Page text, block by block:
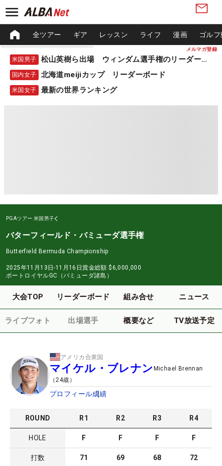
メルマガ登録
全ツアー ギア レッスン ライフ 漫画 ゴル
米国男子 松山英樹ら出場 ウィンダム選手権のリーダーボード
国内女子 北海道meijiカップ リーダーボード
米国女子 最新の世界ランキング
PGAツアー 米国男子
バターフィールド・バミューダ選手権
Butterfield Bermuda Championship
2025年11月13日-11月16日賞金総額 $6,000,000
ポートロイヤルGC（バミューダ諸島）
大会TOP リーダーボード 組み合せ ニュース
ライブフォト 出場選手 概要など TV放送予定
アメリカ合衆国
マイケル・ブレナン Michael Brennan
（24歳）
プロフィール成績
ROUND R1 R2 R3 R4
HOLE F F F F
打数 71 69 68 72